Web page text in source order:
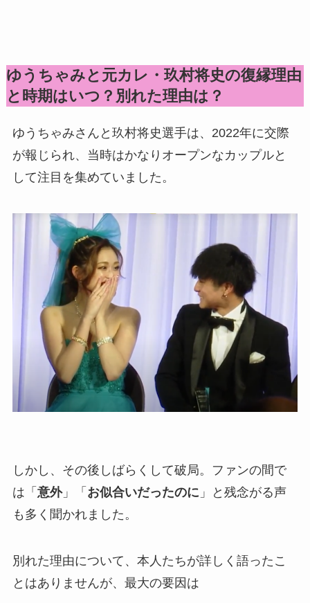
ゆうちゃみと元カレ・玖村将史の復縁理由
と時期はいつ？別れた理由は？
ゆうちゃみさんと玖村将史選手は、2022年に交際
が報じられ、当時はかなりオープンなカップルと
して注目を集めていました。
しかし、その後しばらくして破局。ファンの間で
は「 意外」「 お似合いだったのに 」と残念がる声
も多く聞かれました。
別れた理由について、本人たちが詳しく語ったこ
とはありませんが、最大の要因は